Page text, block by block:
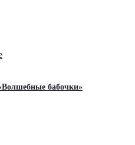
бабочки»